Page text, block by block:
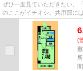
ぜひ一度見ていただきたい、
のここがイチオシ。共用部に
サービスが揃っているので便...
(